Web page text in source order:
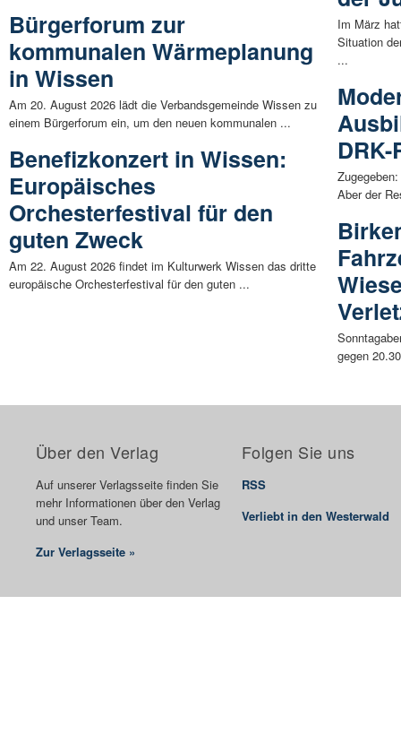
Bürgerforum zur
kommunalen Wärmeplanung
in Wissen
Am 20. August 2026 lädt die Verbandsgemeinde Wissen zu
einem Bürgerforum ein, um den neuen kommunalen ...
Benefizkonzert in Wissen:
Europäisches
Orchesterfestival für den
guten Zweck
Am 22. August 2026 findet im Kulturwerk Wissen das dritte
europäische Orchesterfestival für den guten ...
Im März
Situation
...
Aber der
gegen
Über den Verlag
Auf unserer Verlagsseite finden Sie
mehr Informationen über den Verlag
und unser Team.
Zur Verlagsseite »
Folgen Sie uns
RSS
Verliebt in den Westerwald